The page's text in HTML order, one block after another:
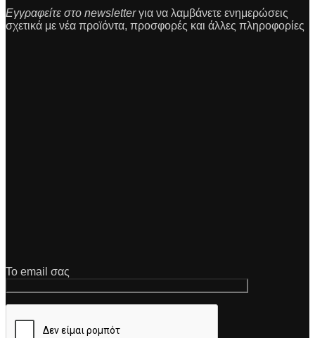
Εγγραφείτε στο newsletterγια να λαμβάνετε ενημερώσεις
σχετικά με νέα προϊόντα, προσφορές και άλλες πληροφορίες
Το email σας